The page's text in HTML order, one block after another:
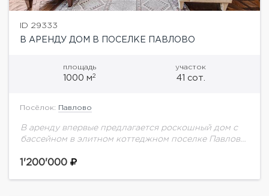
ID 29333
В АРЕНДУ ДОМ В ПОСЕЛКЕ ПАВЛОВО
площадь
1000 м2
участок
41 сот.
Посёлок: Павлово
В аренду впервые предлагается роскошный дом с
бассейном в элитном коттеджном поселке Павлово
ремонт в стиле американской классики.На участке
1'200'000